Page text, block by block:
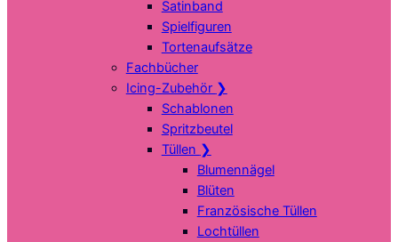
Satinband
Spielfiguren
Tortenaufsätze
Fachbücher
Icing-Zubehör ❯
Schablonen
Spritzbeutel
Tüllen ❯
Blumennägel
Blüten
Französische Tüllen
Lochtüllen